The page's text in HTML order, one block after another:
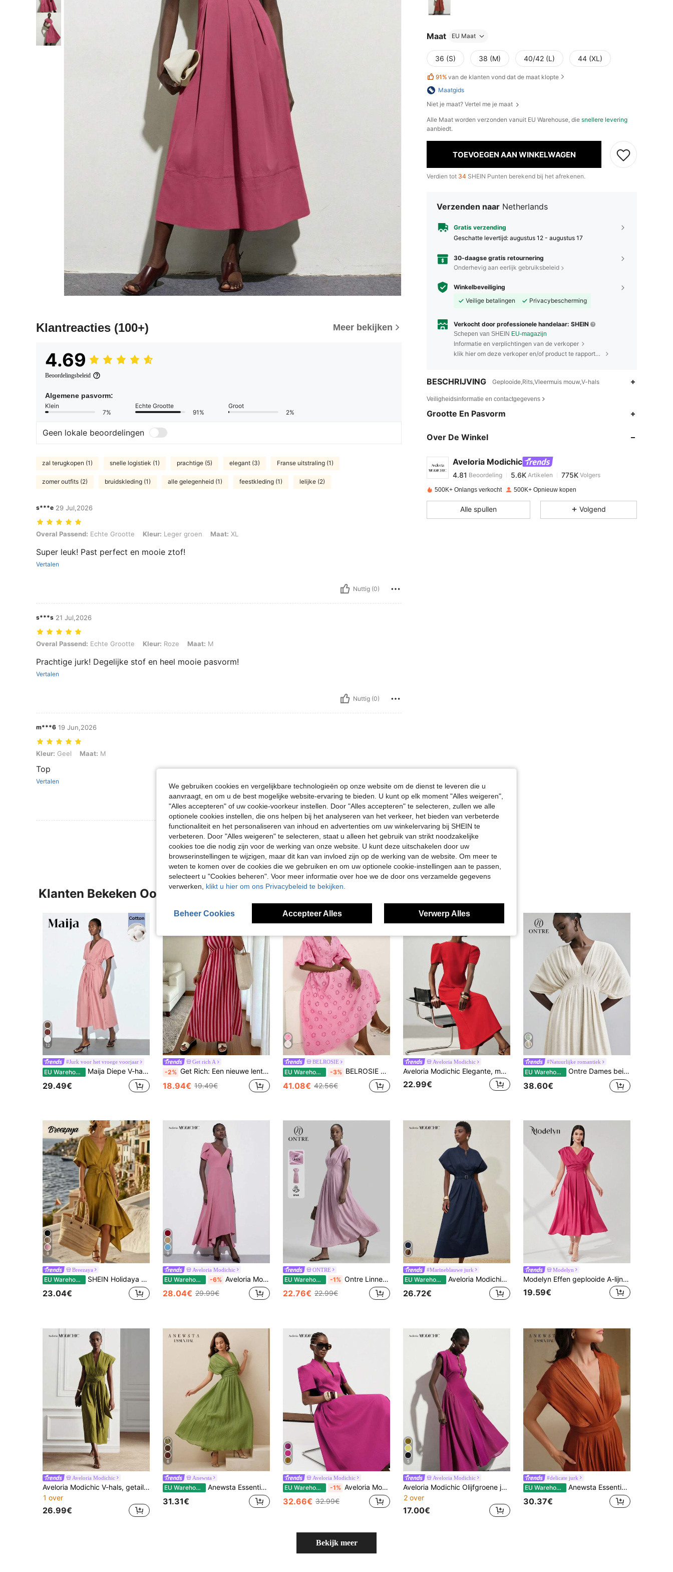
Klantreacties (100+) Meer bekijken
4.69
Beoordelingsbeleid
Algemene pasvorm:
Klein
7%
Echte Grootte
91%
Groot
2%
Geen lokale beoordelingen
zal terugkopen (1) snelle logistiek (1) prachtige (5) elegant (3) Franse uitstraling (1)
zomer outfits (2) bruidskleding (1) alle gelegenheid (1) feestkleding (1) lelijke (2)
s***e 29 Jul,2026
Overal Passend: Echte Grootte, Kleur: Leger groen, Maat: XL
Overal Passend: Echte Grootte Kleur: Leger groen Maat: XL
Super leuk! Past perfect en mooie ztof!
Vertalen
Nuttig (0)
s***s 21 Jul,2026
Overal Passend: Echte Grootte, Kleur: Roze, Maat: M
Overal Passend: Echte Grootte Kleur: Roze Maat: M
Prachtige jurk! Degelijke stof en heel mooie pasvorm!
Vertalen
Nuttig (0)
m***6 19 Jun,2026
Kleur: Geel, Maat: M
Kleur: Geel Maat: M
Top
Vertalen
Nuttig (0)
Meer Beoordelingen Bekijken
Maat EU Maat
36 (S) 38 (M) 40/42 (L) 44 (XL)
91% van de klanten vond dat de maat klopte
Maatgids
Niet je maat? Vertel me je maat
Alle Maat worden verzonden vanuit EU Warehouse, die snellere levering
aanbiedt.
TOEVOEGEN AAN WINKELWAGEN
Verdien tot 34 SHEIN Punten berekend bij het afrekenen.
Verzenden naar Netherlands
Gratis verzending
Geschatte levertijd: augustus 12 - augustus 17
30-daagse gratis retournering
Onderhevig aan eerlijk gebruiksbeleid
Winkelbeveiliging
Veilige betalingen
Privacybescherming
Verkocht door professionele handelaar: SHEIN
Schepen van SHEIN EU-magazijn
Informatie en verplichtingen van de verkoper
klik hier om deze verkoper en/of product te rapporteren.
BESCHRIJVING Geplooide,Rits,Vleermuis mouw,V-hals
Veiligheidsinformatie en contactgegevens
Grootte En Pasvorm
Over De Winkel
Aveloria Modichic
4.81
4.81
5.6K
m***1betaalde1 dag geleden
4.81 5.6K 775K
500K+ Onlangs verkocht 500K+ Opnieuw kopen
Alle spullen Volgend
Klanten Bekeken Ook
12
#Jurk voor het vroege voorjaar
EU Warehouse Maija Diepe V-hals mouwloze jurk met getailleerde taille en uitlopende rok voor dames, stoffig roze, zomerse casual vakantie, getailleerde taille maxi jurk, bruiloftsgast
29.49€
Get rich A
-2% Get Rich: Een nieuwe lente/zomercollectie damesvakantiejurken, elegante damesjurken, roze mouwloze maxi-jurk met verticale strepen en ruches aan de zoom, diepe V-hals met strik aan de achterkant, contrasterende strepen in de taille, perfect voor strandvakantie, date, feestjes, retro Y2K romantisch
18.94€ 19.49€
BELROSIE
EU Warehouse -3% BELROSIE Delicate borduurwerk lantaarnmouwen jurk, V-hals, getailleerd ontwerp, elegante chique jurk, veelzijdig
41.08€ 42.56€
Aveloria Modichic
Aveloria Modichic Elegante, modieuze, casual Franse vintage woon-werkverkeer chique ontwerp veelzijdige dames lange jurk, getailleerde taille, rechte snit, lange jurk, helderrood, polyestermix, soepelvallend, fris, zomer, reizen, feest, formeel banket, Moederdag, afstudeerseizoen, vakantieoutfit, modern minimalistisch, elegant
22.99€
#Natuurlijke romantiek
EU Warehouse Ontre Dames beige zomerse elegante theepartij natuurlijke linnen top, zachte stof nauwsluitend met verlaagde schouders, taille met ruches en strik, moderne bruiloftsgast outfit, Franse chic
38.60€
8
Breezaya
EU Warehouse SHEIN Holidaya Midi-jurk met V-hals en strikceintuur - Ideaal voor casual gelegenheden, strand, vakantie en dagelijks gebruik, bohemian blauwe jurk met asymmetrische zoom | Essentieel zomeritem voor dames, lichtgewicht wikkeljurk, elegant en casual | Jurk met V-hals en korte mouwen, perfect voor reizen en feestjes
23.04€
9
Aveloria Modichic
EU Warehouse -6% Aveloria Modichic Elegante, mouwloze gebreide jurk in Europese en Amerikaanse stijl met V-hals, geplooide taille en uitlopende rok, effen kleur, lente/zomer
28.04€ 29.99€
ONTRE
EU Warehouse -1% Ontre Linnen damesjurk in roze paars, comfortabel en huidvriendelijk, premium materiaal, perzikkleurige kreukvrije stof, getailleerd silhouet, verlaagde schouders, korte mouwen, V-hals, omgekeerde plooi in de taille, getailleerd detail, grote A-lijn jurk, moderne vakantie casual, ingetogen old money stijl, premium gevoel, cruise wear, minimalistische quiet luxury textuur, essentiële outfit, fashion business casual, urban dameskleding, kantoorkleding, urban commute, hoogwaardige luchthaven dameskleding, veelzijdige kleding voor alle seizoenen, vakantie speciale serie, bohemian stijl outfit, influencer dezelfde stijl, strand en kust dameskleding, countrymuziekfestival, western stijl kleding, nomadische casual mode, lange damesjurk
22.76€ 22.99€
#Marineblauwe jurk
EU Warehouse Aveloria Modichic Elegante minimalistische jurk met V-hals, verlaagde schouders en getailleerde taille met geplooide rok, geschikt voor woon-werkverkeer en daten, hoogwaardig design, effen kleur
26.72€
Modelyn
Modelyn Effen geplooide A-lijn jurk Maxi damesoutfit Lange avondjurken
19.59€
Aveloria Modichic
Aveloria Modichic V-hals, getailleerde taille, vintage olijfgroene retro lange jurk met een ontspannen en verfijnde uitstraling.
1 over
26.99€
6
Anewsta
EU Warehouse Anewsta Essential Dames V-hals gerimpelde taillejurk met dolmanmouwen, groen, geschikt voor strandvakantie, lente/zomer
31.31€
Aveloria Modichic
EU Warehouse -1% Aveloria Modichic Europese en Amerikaanse stijl lente/zomer nieuwe mode veelzijdige effen kleur V-hals getailleerde taille geplooide volle rok elegante forens dames lange jurk, opstaande kraag V-hals, korte mouwen, patchwork, hoge taille plooien, lange rok, slim fit A-lijn silhouet, helder paars, effen kleurontwerp, macaron kleurenpalet, lichtgewicht gladde stof, polyester, zomer forens, casual, reizen, vakantie, bruiloft, Moederdag, afstudeerseizoen, vakantie outfit, zomerse elegante stijl, Franse vintage
32.66€ 32.99€
5
Aveloria Modichic
Aveloria Modichic Olijfgroene jurk met wijd silhouet, open voorkant en middenstuk met metalen gesp, onregelmatige sluiting, mouwloze zoom, patchwork chiffon, minimalistisch, retro, modern, elegant, geschikt voor dagelijks gebruik, feestjes en andere gelegenheden.
2 over
17.00€
#delicate jurk
EU Warehouse Anewsta Essential Elegante zomerjurk met V-hals en getailleerde snit, geschikt voor afstuderen, festivals, vakanties, chique gelegenheden, uitstapjes, stijlvolle outfits en romantische avondjes uit.
30.37€
Bekijk meer
We gebruiken cookies en vergelijkbare technologieën op onze website om de dienst te leveren die u
aanvraagt, en om u de best mogelijke website-ervaring te bieden. U kunt op elk moment "Alles weigeren",
"Alles accepteren" of uw cookie-voorkeur instellen. Door "Alles accepteren" te selecteren, zullen we alle
optionele cookies instellen, die ons helpen bij het analyseren van het verkeer, het bieden van verbeterde
functionaliteit en het personaliseren van inhoud en advertenties om uw winkelervaring bij SHEIN te
verbeteren. Door "Alles weigeren" te selecteren, staat u alleen het gebruik van strikt noodzakelijke
cookies toe die nodig zijn voor de werking van onze website. U kunt deze uitschakelen door uw
browserinstellingen te wijzigen, maar dit kan van invloed zijn op de werking van de website. Om meer te
weten te komen over de cookies die we gebruiken en om uw optionele cookie-instellingen aan te passen,
selecteert u "Cookies beheren". Voor meer informatie over hoe we de door ons verzamelde gegevens
verwerken, klikt u hier om ons Privacybeleid te bekijken.
Beheer Cookies Accepteer Alles Verwerp Alles